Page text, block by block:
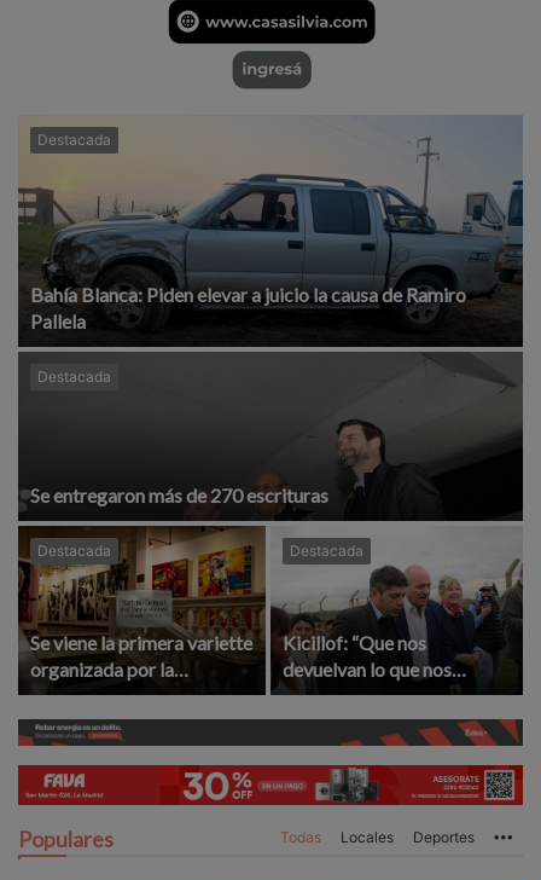
Destacada
Bahía Blanca: Piden elevar a juicio la causa de Ramiro
Pallela
Destacada
Se entregaron más de 270 escrituras
Destacada
Se viene la primera variette
organizada por la
Asociación Amigos del
Complejo Cultural
Destacada
Kicillof: “Que nos
devuelvan lo que nos
robaron”
Populares Todas Locales Deportes